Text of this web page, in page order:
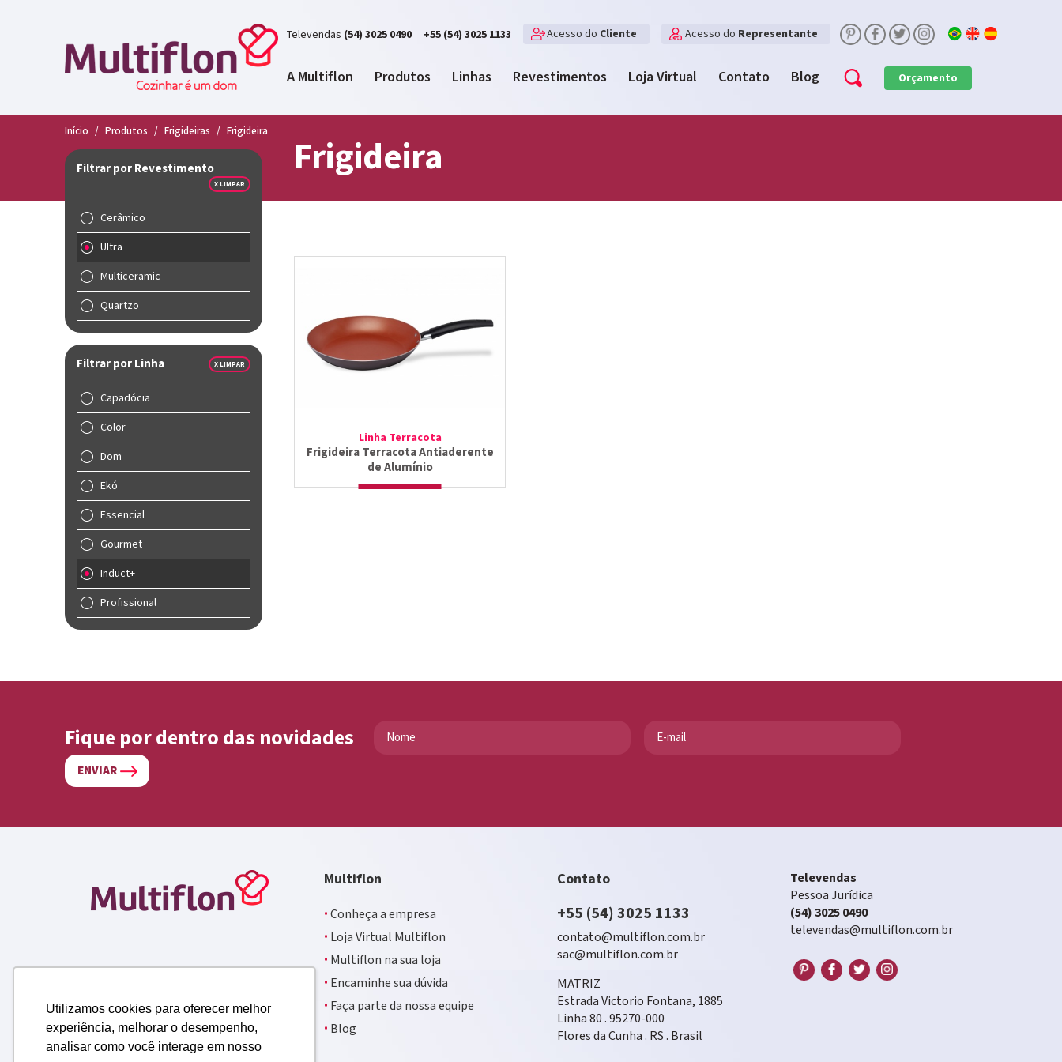
Utilizamos cookies para oferecer melhor
experiência, melhorar o desempenho,
analisar como você interage em nosso
Televendas (54) 3025 0490 +55 (54) 3025 1133 Acesso do Cliente Acesso do Representante
A Multiflon Produtos Linhas Revestimentos Loja Virtual Contato Blog Orçamento
Início / Produtos / Frigideiras / Frigideira
Frigideira
Filtrar por Revestimento
X LIMPAR
Cerâmico
Ultra
Multiceramic
Quartzo
Filtrar por Linha X LIMPAR
Capadócia
Color
Dom
Ekó
Essencial
Gourmet
Induct+
Profissional
Linha Terracota
Frigideira Terracota Antiaderente
de Alumínio
Fique por dentro das novidades
ENVIAR
Multiflon
·Conheça a empresa
· Loja Virtual Multiflon
· Multiflon na sua loja
· Encaminhe sua dúvida
· Faça parte da nossa equipe
· Blog
Contato
+55 (54) 3025 1133
contato@multiflon.com.br
sac@multiflon.com.br
MATRIZ
Estrada Victorio Fontana, 1885
Linha 80 . 95270-000
Flores da Cunha . RS . Brasil
Televendas
Pessoa Jurídica
(54) 3025 0490
televendas@multiflon.com.br